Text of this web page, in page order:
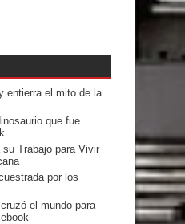
entierra el mito de la
que fue
Trabajo para Vivir
por los
el mundo para